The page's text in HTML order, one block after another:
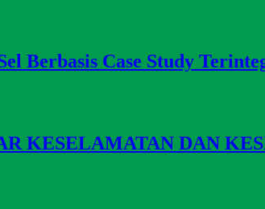
Berbasis Case Study
KESELAMATAN DAN